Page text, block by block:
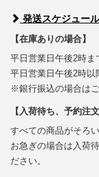
発送スケジュール
【在庫ありの場合】
平日営業日午後2時ま
平日営業日午後2時以
※銀行振込の場合は
【入荷待ち、予約注
すべての商品がそろ
お急ぎの場合は入荷
ださい。